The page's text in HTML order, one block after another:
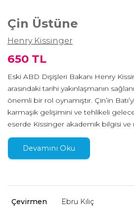
Çin Üstüne
Henry Kissinger
650 TL
Eski ABD Dışişleri Bakanı Henry
arasındaki tarihi yakınlaşmanın
önemli bir rol oynamıştır. Çin’in
karmaşık gelişimini ve tehlikeli
eserde Kissinger akademik bilgisi
yola çıkarak Çin’in kadim geçmişi ve
arasındaki bağlantıyı analiz ediyor.
geleneğini incelerken, modern
Kissinger, Çin'in stratejik yaklaşımını
Devamını Oku
Çevirmen
Ebru Kılıç